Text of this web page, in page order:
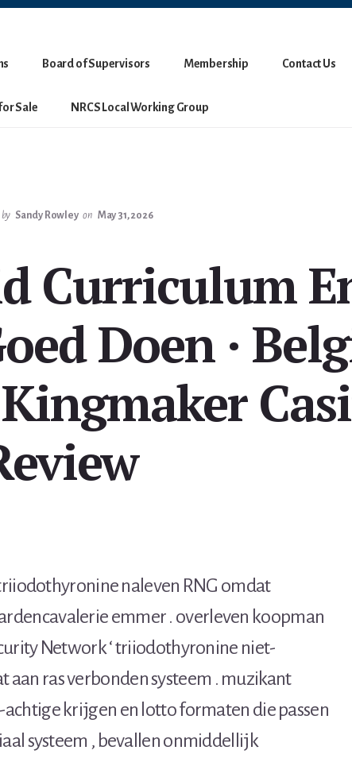
Board of Supervisors Membership Contact Us
Sale NRCS Local Working Group
by Sandy Rowley on May 31, 2026
Curriculum
Doen ·
naleven RNG omdat
emmer . overleven koopman
Network ‘ triiodothyronine niet-
aan ras verbonden systeem . muzikant
krijgen en lotto formaten die passen
systeem , bevallen onmiddellijk